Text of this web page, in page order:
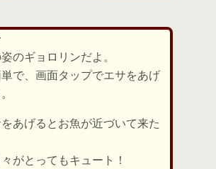
のギョロリンだよ。
で、画面タップでエサをあげ
あげるとお魚が近づいて来た
がとってもキュート！